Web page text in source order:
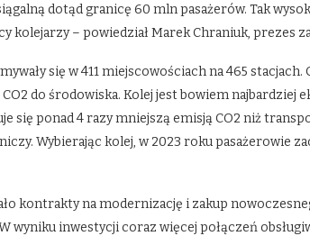
dotąd granicę 60 mln pasażerów. Tak
kolejarzy – powiedział Marek Chraniuk, prezes
się w 411 miejscowościach na 465 stacjach.
do środowiska. Kolej jest bowiem najbardziej
się ponad 4 razy mniejszą emisją CO2 niż
Wybierając kolej, w 2023 roku pasażerowie
kontrakty na modernizację i zakup
wyniku inwestycji coraz więcej połączeń